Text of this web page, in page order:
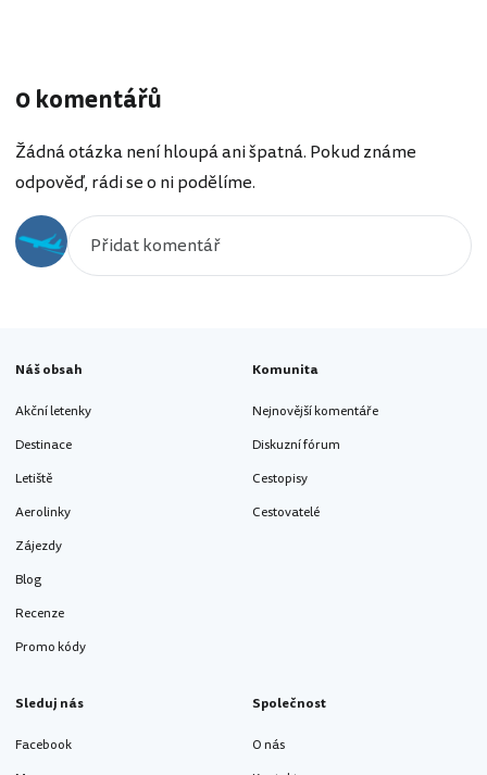
0 komentářů
Žádná otázka není hloupá ani špatná. Pokud známe
odpověď, rádi se o ni podělíme.
Náš obsah
Akční letenky
Destinace
Letiště
Aerolinky
Zájezdy
Blog
Recenze
Promo kódy
Komunita
Nejnovější komentáře
Diskuzní fórum
Cestopisy
Cestovatelé
Sleduj nás
Facebook
Společnost
O nás